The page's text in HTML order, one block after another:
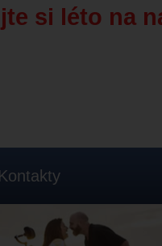
si léto na
Kontakty